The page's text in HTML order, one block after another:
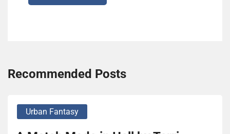
Recommended Posts
Urban Fantasy